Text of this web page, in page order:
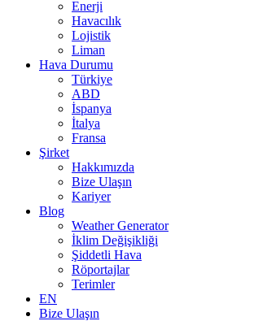
Enerji
Havacılık
Lojistik
Liman
Hava Durumu
Türkiye
ABD
İspanya
İtalya
Fransa
Şirket
Hakkımızda
Bize Ulaşın
Kariyer
Blog
Weather Generator
İklim Değişikliği
Şiddetli Hava
Röportajlar
Terimler
EN
Bize Ulaşın